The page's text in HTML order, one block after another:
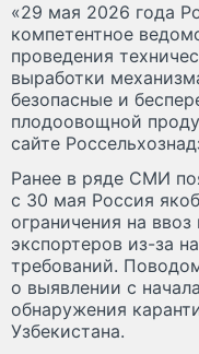
«29 мая 2026 года
компетентное
проведения
выработки
безопасные и
плодоовощной
сайте
Ранее в ряде СМИ
с 30 мая Россия
ограничения на
экспортеров из-за
требований.
о выявлении с
обнаружения
Узбекистана.